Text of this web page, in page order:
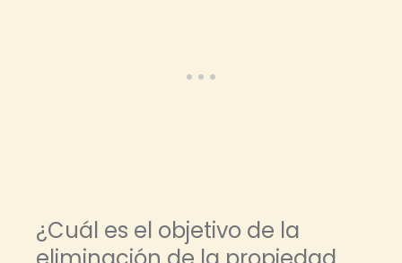
¿Cuál es el objetivo de la